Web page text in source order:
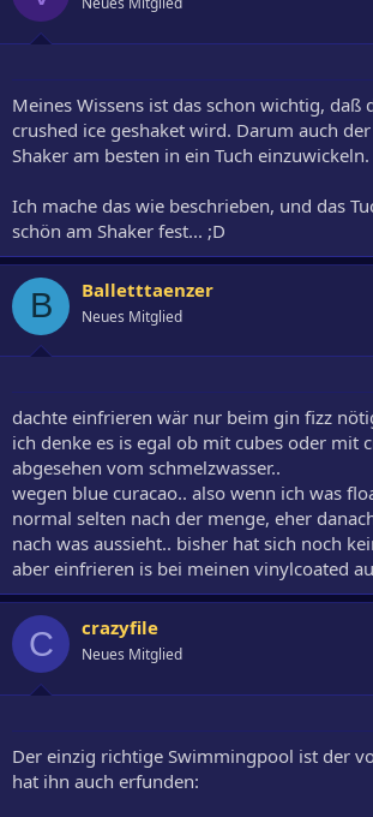
Meines Wissens ist das schon wichtig, daß
crushed ice geshaket wird. Darum auch
Shaker am besten in ein Tuch einzuwickeln.
Ich mache das wie beschrieben, und das
schön am Shaker fest... ;D
B Balletttaenzer
Neues Mitglied
dachte einfrieren wär nur beim gin fizz
ich denke es is egal ob mit cubes oder mit
abgesehen vom schmelzwasser..
wegen blue curacao.. also wenn ich was
normal selten nach der menge, eher
nach was aussieht.. bisher hat sich noch
aber einfrieren is bei meinen vinylcoated
C crazyfile
Neues Mitglied
Der einzig richtige Swimmingpool ist der
hat ihn auch erfunden: